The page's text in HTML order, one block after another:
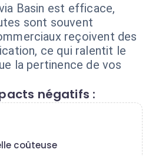
Basin est efficace,
sont souvent
reçoivent des
ce qui ralentit le
la pertinence de vos
négatifs :
coûteuse